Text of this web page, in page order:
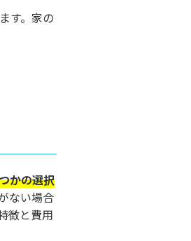
す。家の
かの選択
ない場合
徴と費用